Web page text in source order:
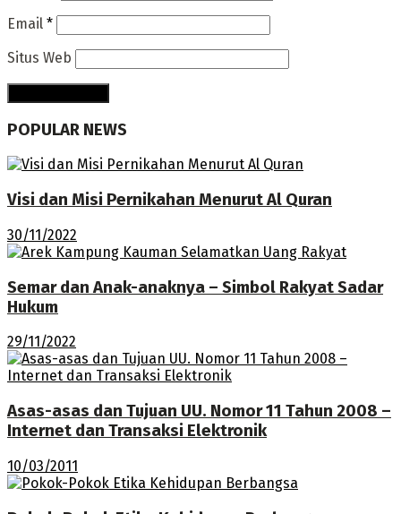
Email *
Situs Web
POPULAR NEWS
Visi dan Misi Pernikahan Menurut Al Quran
30/11/2022
Semar dan Anak-anaknya – Simbol Rakyat Sadar
Hukum
29/11/2022
Asas-asas dan Tujuan UU. Nomor 11 Tahun 2008 –
Internet dan Transaksi Elektronik
10/03/2011